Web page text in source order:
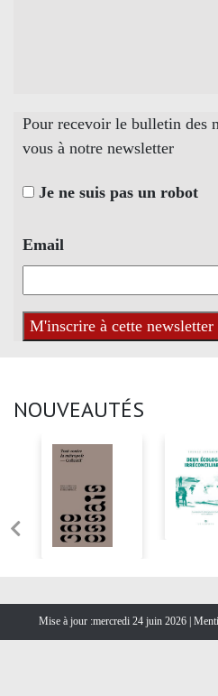
Pour recevoir le bulletin des
vous à notre newsletter
Je ne suis pas un robot
Email
NOUVEAUTÉS
Mise à jour :mercredi 24 juin 2026 |